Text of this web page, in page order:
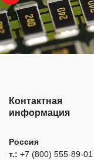
Контактная
информация
Россия
т.: +7 (800) 555-89-01